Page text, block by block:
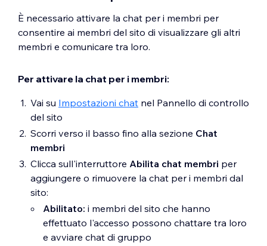
È necessario attivare la chat per i membri per
consentire ai membri del sito di visualizzare gli altri
membri e comunicare tra loro.
Per attivare la chat per i membri:
Vai su Impostazioni chat nel Pannello di controllo
del sito
Scorri verso il basso fino alla sezione Chat
membri
Clicca sull'interruttore Abilita chat membri per
aggiungere o rimuovere la chat per i membri dal
sito:
Abilitato: i membri del sito che hanno
effettuato l'accesso possono chattare tra loro
e avviare chat di gruppo